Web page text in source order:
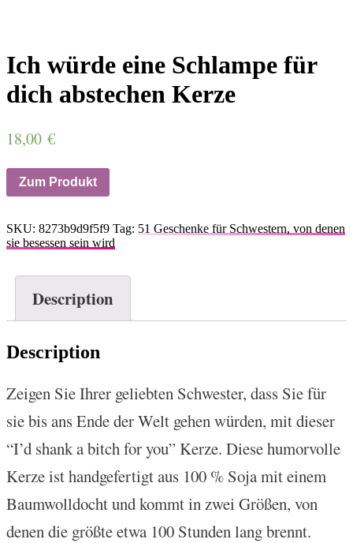
Ich würde eine Schlampe für
dich abstechen Kerze
18,00 €
Zum Produkt
SKU: 8273b9d9f5f9 Tag: 51 Geschenke für Schwestern, von denen
sie besessen sein wird
Description
Description
Zeigen Sie Ihrer geliebten Schwester, dass Sie für
sie bis ans Ende der Welt gehen würden, mit dieser
“I’d shank a bitch for you” Kerze. Diese humorvolle
Kerze ist handgefertigt aus 100 % Soja mit einem
Baumwolldocht und kommt in zwei Größen, von
denen die größte etwa 100 Stunden lang brennt.